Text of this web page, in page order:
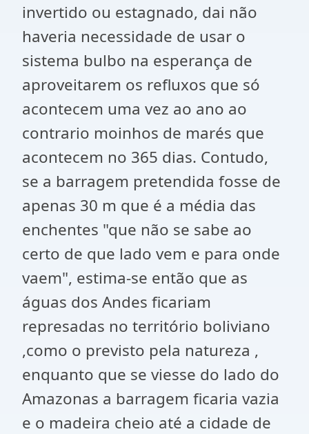
invertido ou estagnado, dai não
haveria necessidade de usar o
sistema bulbo na esperança de
aproveitarem os refluxos que só
acontecem uma vez ao ano ao
contrario moinhos de marés que
acontecem no 365 dias. Contudo,
se a barragem pretendida fosse de
apenas 30 m que é a média das
enchentes "que não se sabe ao
certo de que lado vem e para onde
vaem", estima-se então que as
águas dos Andes ficariam
represadas no território boliviano
,como o previsto pela natureza ,
enquanto que se viesse do lado do
Amazonas a barragem ficaria vazia
e o madeira cheio até a cidade de